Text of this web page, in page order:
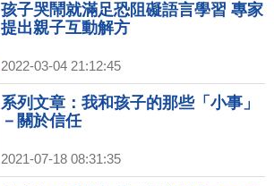
孩子哭鬧就滿足恐阻礙語言學習 專家
提出親子互動解方
2022-03-04 21:12:45
系列文章：我和孩子的那些「小事」
－關於信任
2021-07-18 08:31:35